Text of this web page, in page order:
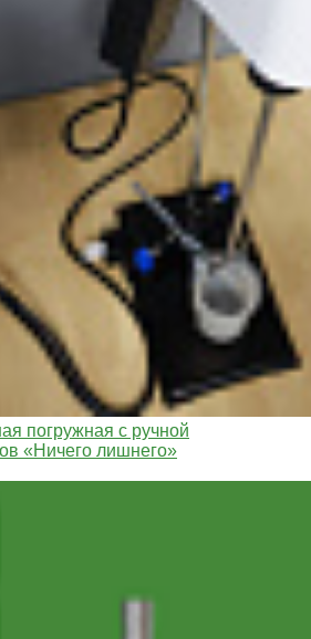
погружная с ручной
«Ничего лишнего»